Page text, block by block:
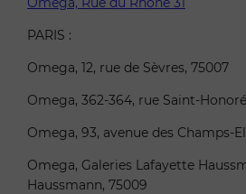
PARIS :
Omega, 12, rue de Sèvres, 75007
Omega, 362-364, rue Saint-
Omega, 93, avenue des Champs-
Omega, Galeries Lafayette
Haussmann, 75009